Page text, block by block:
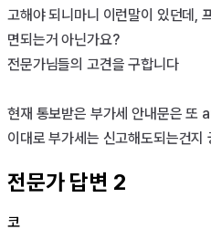
고해야 되니마니 이런말이 있던데,
면되는거 아닌가요?
전문가님들의 고견을 구합니다
현재 통보받은 부가세 안내문은 또
이대로 부가세는 신고해도되는건지
전문가 답변 2
코